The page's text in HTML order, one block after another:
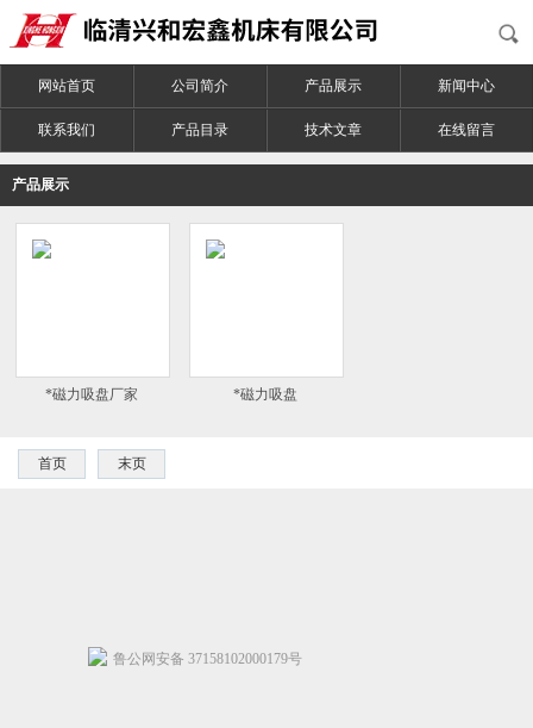
网站首页 公司简介 产品展示 新闻中心
联系我们 产品目录 技术文章 在线留言
产品展示
*磁力吸盘厂家 *磁力吸盘
首页 末页
鲁公网安备 37158102000179号